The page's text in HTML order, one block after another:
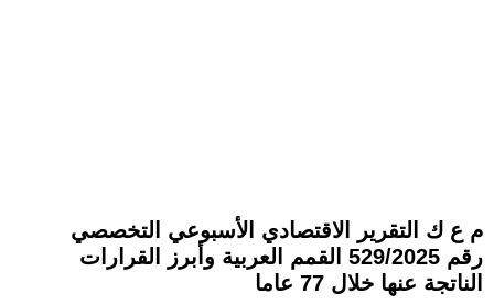
م ع ك التقرير الاقتصادي الأسبوعي التخصصي
رقم 529/2025 القمم العربية وأبرز القرارات
الناتجة عنها خلال 77 عاما